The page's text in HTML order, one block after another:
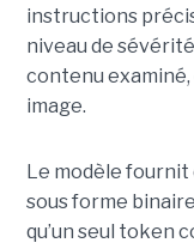
instructions
niveau de
contenu examiné,
image.
Le modèle
sous forme
qu’un seul token